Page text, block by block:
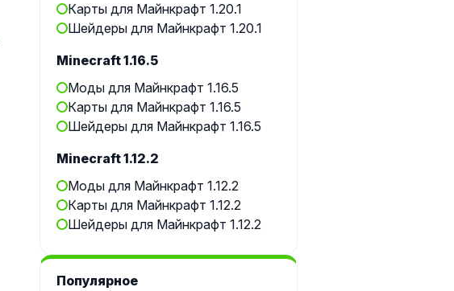
Карты для Майнкрафт 1.20.1
Шейдеры для Майнкрафт 1.20.1
Minecraft 1.16.5
Моды для Майнкрафт 1.16.5
Карты для Майнкрафт 1.16.5
Шейдеры для Майнкрафт 1.16.5
Minecraft 1.12.2
Моды для Майнкрафт 1.12.2
Карты для Майнкрафт 1.12.2
Шейдеры для Майнкрафт 1.12.2
Популярное